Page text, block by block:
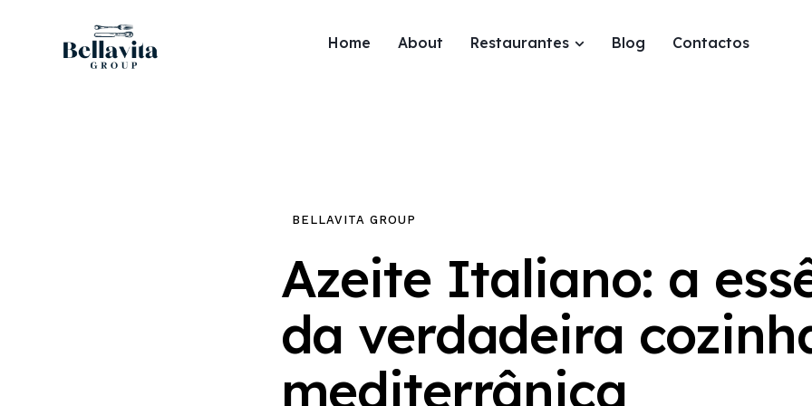
Home About Restaurantes Blog Contactos
BELLAVITA GROUP
Azeite Italiano: a
da verdadeira
mediterrânica